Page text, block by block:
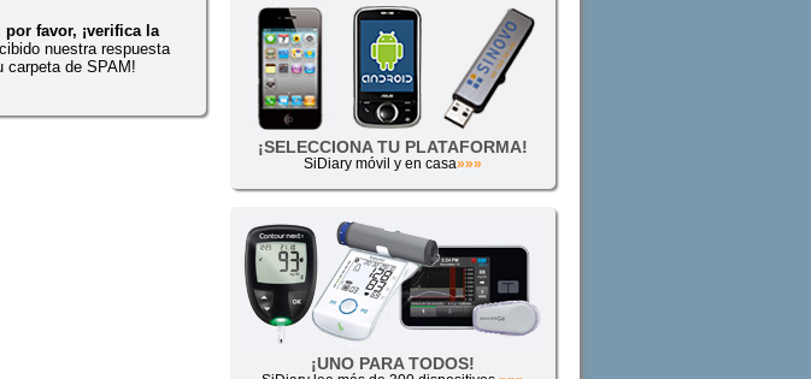
por favor, ¡verifica la
nuestra respuesta
carpeta de SPAM!
¡SELECCIONA TU PLATAFORMA!
SiDiary móvil y en casa»»»
¡UNO PARA TODOS!